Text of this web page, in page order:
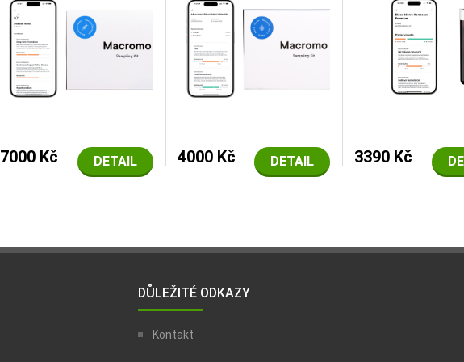
DETAIL
7000 Kč DETAIL
4000 Kč 3390 Kč
DŮLEŽITÉ ODKAZY
Kontakt